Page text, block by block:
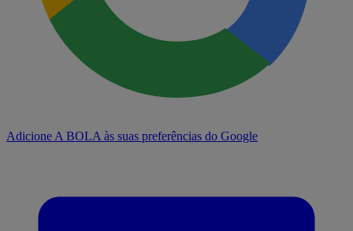
Adicione A BOLA às suas preferências do Google